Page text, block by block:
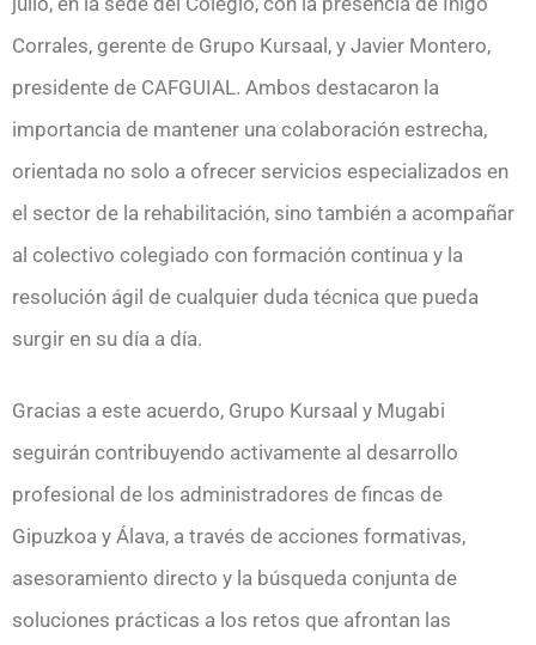
Corrales, gerente de Grupo Kursaal, y Javier Montero,
presidente de CAFGUIAL. Ambos destacaron la
importancia de mantener una colaboración estrecha,
orientada no solo a ofrecer servicios especializados en
el sector de la rehabilitación, sino también a acompañar
al colectivo colegiado con formación continua y la
resolución ágil de cualquier duda técnica que pueda
surgir en su día a día.
Gracias a este acuerdo, Grupo Kursaal y Mugabi
seguirán contribuyendo activamente al desarrollo
profesional de los administradores de fincas de
Gipuzkoa y Álava, a través de acciones formativas,
asesoramiento directo y la búsqueda conjunta de
soluciones prácticas a los retos que afrontan las